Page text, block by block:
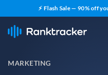
⚡ Flash Sale — 90% off
MARKETING